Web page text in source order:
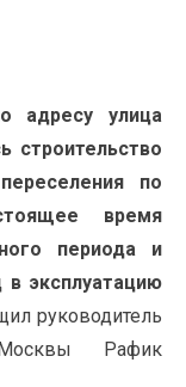
адресу улица
строительство
по
время
периода и
эксплуатацию
руководитель
Москвы Рафик